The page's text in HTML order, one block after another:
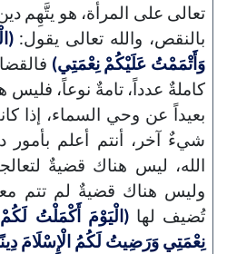
تعالى على المرأة، هو يتَّهِم دين
بالنقص، والله تعالى يقول:
وَأَتْمَمْتُ عَلَيْكُمْ نِعْمَتِي)
كاملةٌ عدداً، تامةٌ نوعاً، فليس
بعيداً عن وحي السماء، إذا
شيءٌ آخر، أنتم أعلم بأمور
الله، ليس هناك قضيةٌ
وليس هناك قضيةٌ لم تتم
تُضيف لها(الْيَوْمَ أَكْمَلْتُ
نِعْمَتِي وَرَضِيتُ لَكُمُ الْإِسْلَامَ